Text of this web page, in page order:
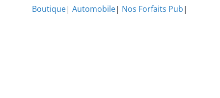
Boutique|Automobile| Nos Forfaits Pub|